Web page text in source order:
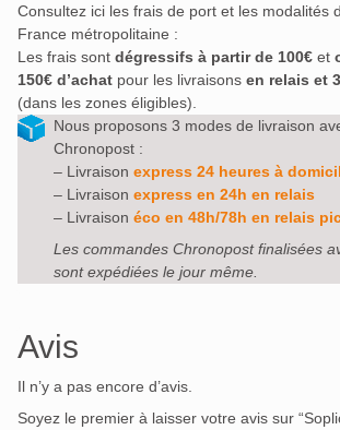
Consultez ici les frais de port et les modalités
France métropolitaine :
Les frais sont dégressifs à partir de 100€ et
150€ d’achat pour les livraisons en relais et
(dans les zones éligibles).
Nous proposons 3 modes de livraison
Chronopost :
– Livraison express 24 heures à
– Livraison express en 24h en relais
– Livraison éco en 48h/78h en relais
Les commandes Chronopost finalisées
sont expédiées le jour même.
Avis
Il n’y a pas encore d’avis.
Soyez le premier à laisser votre avis sur